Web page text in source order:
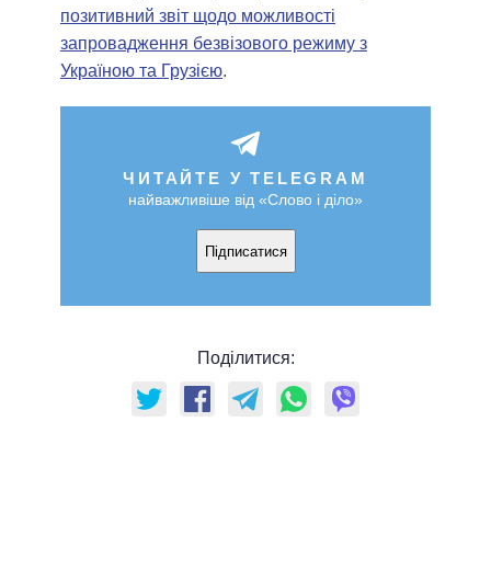
позитивний звіт щодо можливості
запровадження безвізового режиму з
Україною та Грузією.
ЧИТАЙТЕ У TELEGRAM
найважливіше від «Слово і діло»
Підписатися
Поділитися: